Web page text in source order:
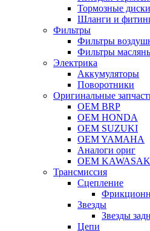
Тормозные диски
Шланги и
Фильтры
Фильтры
Фильтры
Электрика
Аккумуляторы
Поворотники
Оригинальные
OEM BRP
OEM HONDA
OEM SUZUKI
OEM YAMAHA
Аналоги ориг
OEM
Трансмиссия
Cцепление
Звезды
Звезды
Цепи